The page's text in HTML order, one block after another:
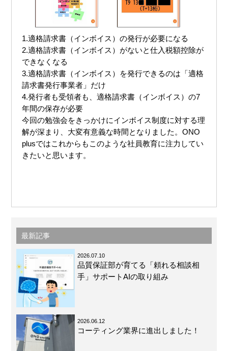
1.適格請求書（インボイス）の発行が必要になる
2.適格請求書（インボイス）がないと仕入税額控除が
できなくなる
3.適格請求書（インボイス）を発行できるのは「適格
請求書発行事業者」だけ
4.発行者も受領者も、適格請求書（インボイス）の7
年間の保存が必要
今回の勉強会をきっかけにインボイス制度に対する理
解が深まり、大変有意義な時間となりました。ONO
plusではこれからもこのような社員教育に注力してい
きたいと思います。
最新記事
2026.07.10
品質保証部が育てる「頼れる相談相
手」サポートAIの取り組み
2026.06.12
コーティング業界に進出しました！